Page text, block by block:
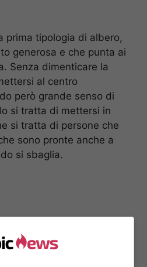
prima tipologia di albero,
generosa e che punta ai
Senza dimenticare la
al centro
però grande senso di
si tratta di mettersi in
si tratta di persone che
sono pronte anche a
si sbaglia.